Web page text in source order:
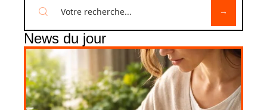
News du jour